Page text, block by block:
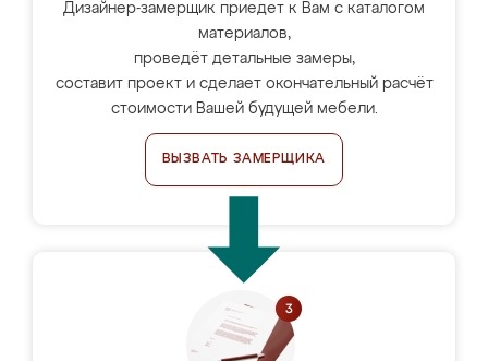
Дизайнер-замерщик приедет к Вам с каталогом
материалов,
проведёт детальные замеры,
составит проект и сделает окончательный расчёт
стоимости Вашей будущей мебели.
ВЫЗВАТЬ ЗАМЕРЩИКА